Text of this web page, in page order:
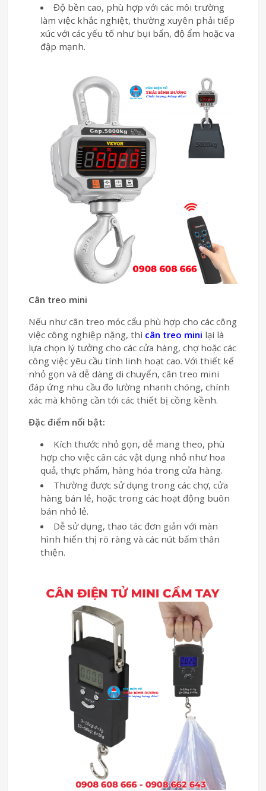
Độ bền cao, phù hợp với các môi trường
làm việc khắc nghiệt, thường xuyên phải tiếp
xúc với các yếu tố như bụi bẩn, độ ẩm hoặc va
đập mạnh.
Cân treo mini
Nếu như cân treo móc cẩu phù hợp cho các công
việc công nghiệp nặng, thì cân treo mini lại là
lựa chọn lý tưởng cho các cửa hàng, chợ hoặc các
công việc yêu cầu tính linh hoạt cao. Với thiết kế
nhỏ gọn và dễ dàng di chuyển, cân treo mini
đáp ứng nhu cầu đo lường nhanh chóng, chính
xác mà không cần tới các thiết bị cồng kềnh.
Đặc điểm nổi bật:
Kích thước nhỏ gọn, dễ mang theo, phù
hợp cho việc cân các vật dụng nhỏ như hoa
quả, thực phẩm, hàng hóa trong cửa hàng.
Thường được sử dụng trong các chợ, cửa
hàng bán lẻ, hoặc trong các hoạt động buôn
bán nhỏ lẻ.
Dễ sử dụng, thao tác đơn giản với màn
hình hiển thị rõ ràng và các nút bấm thân
thiện.